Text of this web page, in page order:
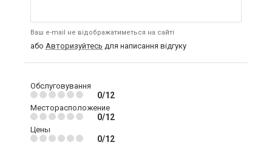
Ваш e-mail не відображатиметься на сайті
або Авторизуйтесь для написання відгуку
Обслуговування
0/12
Месторасположение
0/12
Цены
0/12